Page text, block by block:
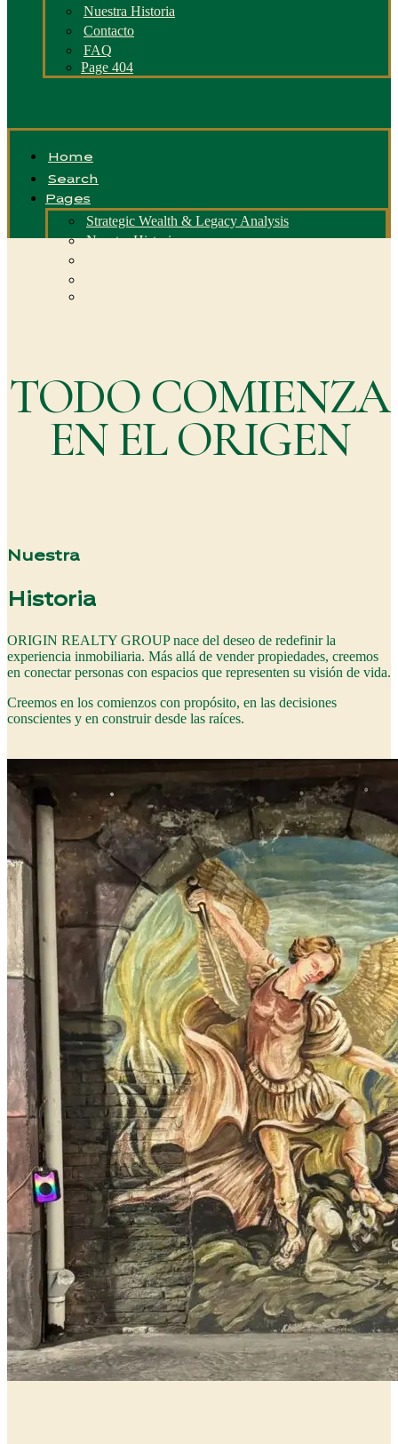
Nuestra Historia
Contacto
FAQ
Page 404
Home
Search
Pages
Strategic Wealth & Legacy Analysis
Nuestra Historia
TODO COMIENZA
EN EL ORIGEN
Nuestra
Historia
ORIGIN REALTY GROUP nace del deseo de redefinir la
experiencia inmobiliaria. Más allá de vender propiedades, creemos
en conectar personas con espacios que representen su visión de vida.
Creemos en los comienzos con propósito, en las decisiones
conscientes y en construir desde las raíces.